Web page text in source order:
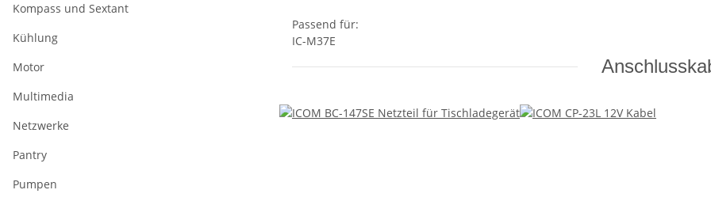
Passend für:
IC-M37E
Kompass und Sextant
Kühlung
Motor
Multimedia
Netzwerke
Pantry
Pumpen